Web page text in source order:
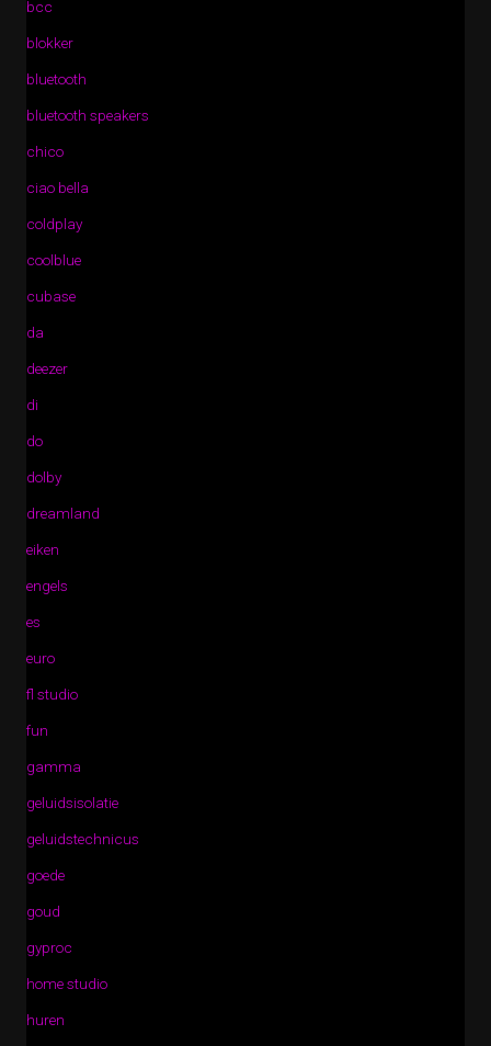
bcc
blokker
bluetooth
bluetooth speakers
chico
ciao bella
coldplay
coolblue
cubase
da
deezer
di
do
dolby
dreamland
eiken
engels
es
euro
fl studio
fun
gamma
geluidsisolatie
geluidstechnicus
goede
goud
gyproc
home studio
huren